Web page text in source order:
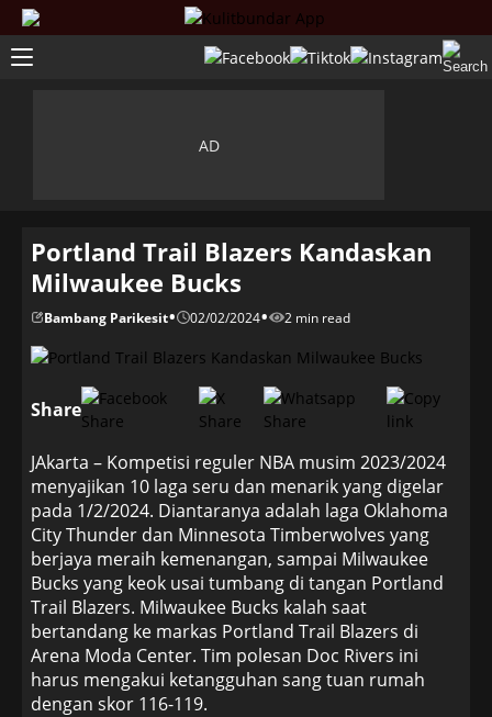
Portland Trail Blazers Kandaskan
Milwaukee Bucks
Bambang Parikesit• 02/02/2024• 2 min read
Share
JAkarta – Kompetisi reguler NBA musim 2023/2024
menyajikan 10 laga seru dan menarik yang digelar
pada 1/2/2024. Diantaranya adalah laga Oklahoma
City Thunder dan Minnesota Timberwolves yang
berjaya meraih kemenangan, sampai Milwaukee
Bucks yang keok usai tumbang di tangan Portland
Trail Blazers. Milwaukee Bucks kalah saat
bertandang ke markas Portland Trail Blazers di
Arena Moda Center. Tim polesan Doc Rivers ini
harus mengakui ketangguhan sang tuan rumah
dengan skor 116-119.